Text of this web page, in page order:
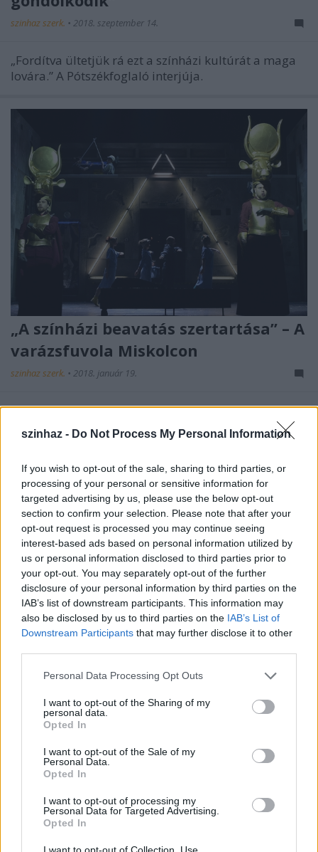
szinhaz - Do Not Process My Personal Information
If you wish to opt-out of the sale, sharing to third parties, or
processing of your personal or sensitive information for
targeted advertising by us, please use the below opt-out
section to confirm your selection. Please note that after your
opt-out request is processed you may continue seeing
interest-based ads based on personal information utilized by
us or personal information disclosed to third parties prior to
your opt-out. You may separately opt-out of the further
disclosure of your personal information by third parties on the
IAB’s list of downstream participants. This information may
also be disclosed by us to third parties on the IAB’s List of
Downstream Participants that may further disclose it to other
Please note that this website/app uses one or more Google
not limited to your visit or usage behaviour. You may click to
grant or deny consent to Google and its third-party tags to
use your data for below specified purposes in below Google
consent section.
Personal Data Processing Opt Outs
I want to opt-out of the Sharing of my
personal data.
Opted In
I want to opt-out of the Sale of my
Personal Data.
Opted In
I want to opt-out of processing my
Personal Data for Targeted Advertising.
Opted In
I want to opt-out of Collection, Use,
szinhaz szerk. • 2018. szeptember 14.
„Fordítva ültetjük rá ezt a színházi kultúrát a maga
lovára.” A Pótszékfoglaló interjúja.
„A színházi beavatás szertartása” – A
varázsfuvola Miskolcon
szinhaz szerk. • 2018. január 19.
Mozart operáját Rusznyák Gábor állítja színpadra. A
történet ezúttal a színház a színházban helyzetén
keresztül mesél nekünk saját életünkről.
Mozart-fantasy Debrecenben
szinhaz szerk.•2017. április 22.
Rusznyák Gábor a fantasyk hangulatában viszi
színre Mozart A varászfuvola című művét a